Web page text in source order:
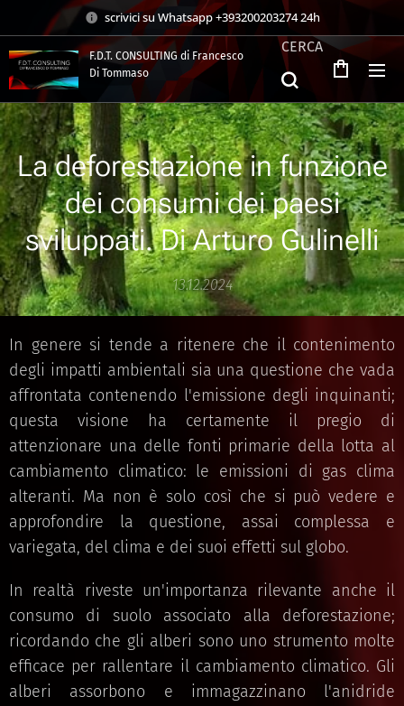
scrivici su Whatsapp +393200203274 24h
F.D.T. CONSULTING di Francesco
Di Tommaso
CERCA
La deforestazione in funzione
dei consumi dei paesi
sviluppati. Di Arturo Gulinelli
13.12.2024
In genere si tende a ritenere che il contenimento
degli impatti ambientali sia una questione che vada
affrontata contenendo l'emissione degli inquinanti;
questa visione ha certamente il pregio di
attenzionare una delle fonti primarie della lotta al
cambiamento climatico: le emissioni di gas clima
alteranti. Ma non è solo così che si può vedere e
approfondire la questione, assai complessa e
variegata, del clima e dei suoi effetti sul globo.
In realtà riveste un'importanza rilevante anche il
consumo di suolo associato alla deforestazione;
ricordando che gli alberi sono uno strumento molte
efficace per rallentare il cambiamento climatico. Gli
alberi assorbono e immagazzinano l'anidride